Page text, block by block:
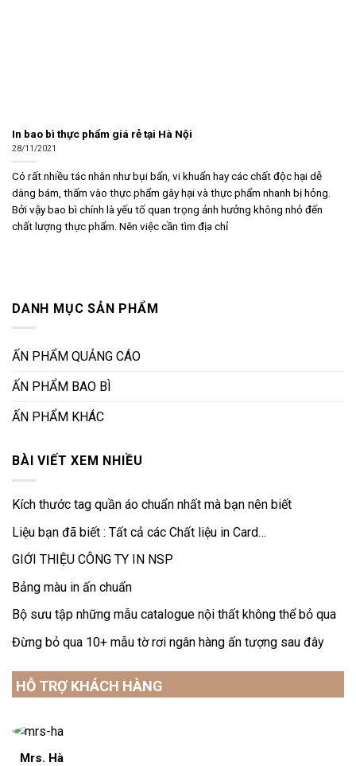
DANH MỤC SẢN PHẨM
ẤN PHẨM QUẢNG CÁO
ẤN PHẨM BAO BÌ
ẤN PHẨM KHÁC
BÀI VIẾT XEM NHIỀU
Kích thước tag quần áo chuẩn nhất mà bạn nên biết
Liệu bạn đã biết : Tất cả các Chất liệu in Card…
GIỚI THIỆU CÔNG TY IN NSP
Bảng màu in ấn chuẩn
Bộ sưu tập những mẫu catalogue nội thất không thể bỏ qua
Đừng bỏ qua 10+ mẫu tờ rơi ngân hàng ấn tượng sau đây
HỖ TRỢ KHÁCH HÀNG
Mrs. Hà
In bao bì thực phẩm giá rẻ tại Hà Nội
28/11/2021
Có rất nhiều tác nhân như bụi bẩn, vi khuẩn hay các chất độc hại dễ
dàng bám, thấm vào thực phẩm gây hại và thực phẩm nhanh bị hỏng.
Bởi vậy bao bì chính là yếu tố quan trọng ảnh hưởng không nhỏ đến
chất lượng thực phẩm. Nên việc cần tìm địa chỉ